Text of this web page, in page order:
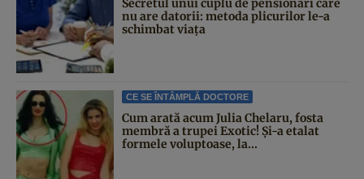
Secretul unui cuplu de pensionari care
nu are datorii: metoda plicurilor le-a
schimbat viața
CE SE ÎNTÂMPLĂ DOCTORE
Cum arată acum Julia Chelaru, fosta
membră a trupei Exotic! Și-a etalat
formele voluptoase, la...